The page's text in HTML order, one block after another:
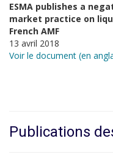
ESMA publishes a
market practice on
French AMF
13 avril 2018
Voir le document (en
Publications